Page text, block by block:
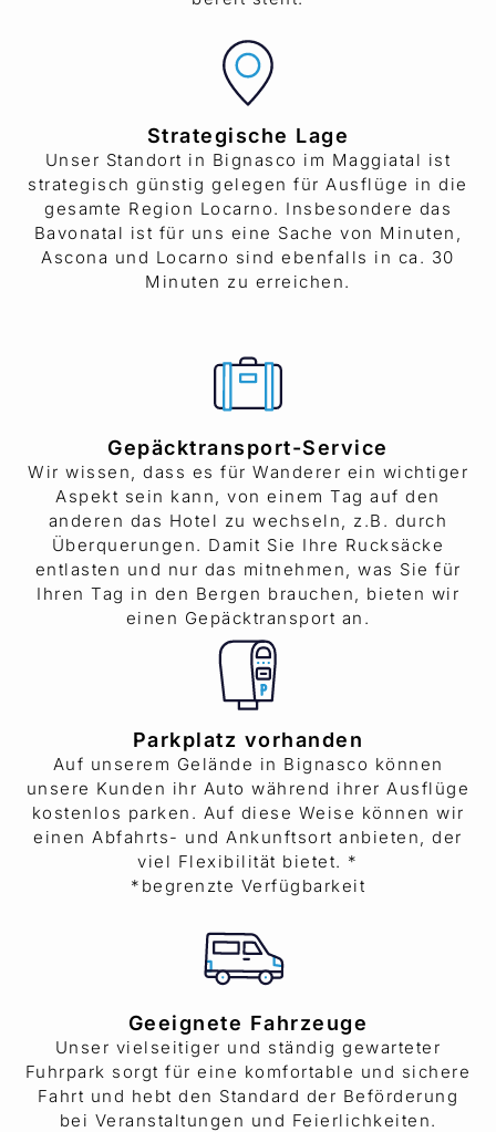
Strategische Lage
Unser Standort in Bignasco im Maggiatal ist
strategisch günstig gelegen für Ausflüge in die
gesamte Region Locarno. Insbesondere das
Bavonatal ist für uns eine Sache von Minuten,
Ascona und Locarno sind ebenfalls in ca. 30
Minuten zu erreichen.
Gepäcktransport-Service
Wir wissen, dass es für Wanderer ein wichtiger
Aspekt sein kann, von einem Tag auf den
anderen das Hotel zu wechseln, z.B. durch
Überquerungen. Damit Sie Ihre Rucksäcke
entlasten und nur das mitnehmen, was Sie für
Ihren Tag in den Bergen brauchen, bieten wir
einen Gepäcktransport an.
Parkplatz vorhanden
Auf unserem Gelände in Bignasco können
unsere Kunden ihr Auto während ihrer Ausflüge
kostenlos parken. Auf diese Weise können wir
einen Abfahrts- und Ankunftsort anbieten, der
viel Flexibilität bietet. *
*begrenzte Verfügbarkeit
Geeignete Fahrzeuge
Unser vielseitiger und ständig gewarteter
Fuhrpark sorgt für eine komfortable und sichere
Fahrt und hebt den Standard der Beförderung
bei Veranstaltungen und Feierlichkeiten.